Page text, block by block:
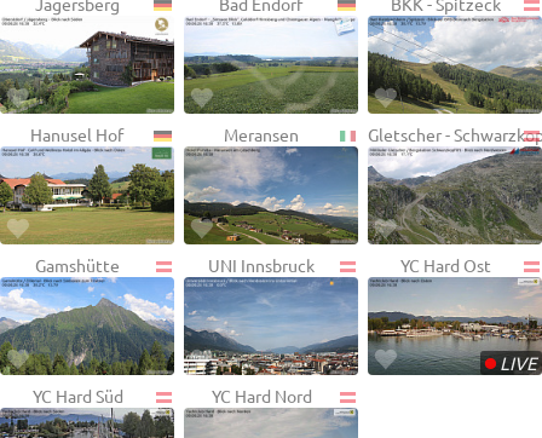
Hanusel Hof Meransen Gletscher -
Gamshütte UNI Innsbruck YC Hard Ost
•LIVE
YC Hard Süd YC Hard Nord